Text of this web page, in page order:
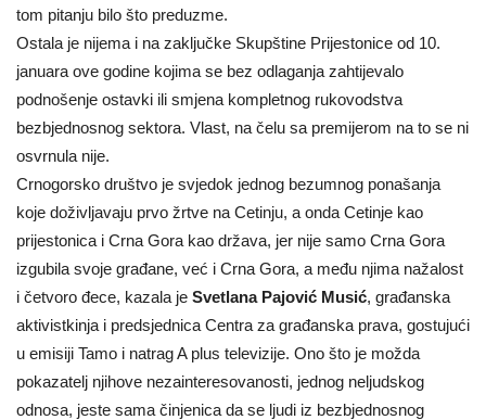
tom pitanju bilo što preduzme.
Ostala je nijema i na zaključke Skupštine Prijestonice od 10.
januara ove godine kojima se bez odlaganja zahtijevalo
podnošenje ostavki ili smjena kompletnog rukovodstva
bezbjednosnog sektora. Vlast, na čelu sa premijerom na to se ni
osvrnula nije.
Crnogorsko društvo je svjedok jednog bezumnog ponašanja
koje doživljavaju prvo žrtve na Cetinju, a onda Cetinje kao
prijestonica i Crna Gora kao država, jer nije samo Crna Gora
izgubila svoje građane, već i Crna Gora, a među njima nažalost
i četvoro đece, kazala je Svetlana Pajović Musić, građanska
aktivistkinja i predsjednica Centra za građanska prava, gostujući
u emisiji Tamo i natrag A plus televizije. Ono što je možda
pokazatelj njihove nezainteresovanosti, jednog neljudskog
odnosa, jeste sama činjenica da se ljudi iz bezbjednosnog